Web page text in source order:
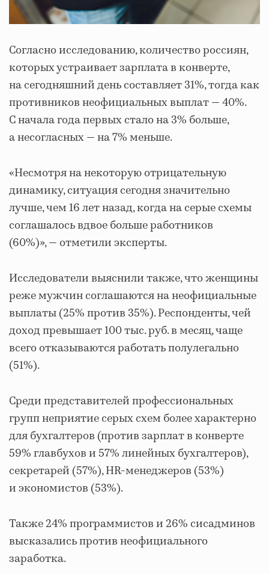
Согласно исследованию, количество россиян,
которых устраивает зарплата в конверте,
на сегодняшний день составляет 31%, тогда как
противников неофициальных выплат — 40%.
С начала года первых стало на 3% больше,
а несогласных — на 7% меньше.
«Несмотря на некоторую отрицательную
динамику, ситуация сегодня значительно
лучше, чем 16 лет назад, когда на серые схемы
соглашалось вдвое больше работников
(60%)», — отметили эксперты.
Исследователи выяснили также, что женщины
реже мужчин соглашаются на неофициальные
выплаты (25% против 35%). Респонденты, чей
доход превышает 100 тыс. руб. в месяц, чаще
всего отказываются работать полулегально
(51%).
Среди представителей профессиональных
групп неприятие серых схем более характерно
для бухгалтеров (против зарплат в конверте
59% главбухов и 57% линейных бухгалтеров),
секретарей (57%), HR-менеджеров (53%)
и экономистов (53%).
Также 24% программистов и 26% сисадминов
высказались против неофициального
заработка.